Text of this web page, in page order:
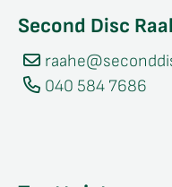
Second Disc
040 584 7686